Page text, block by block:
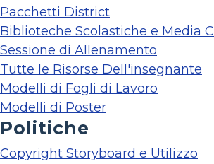
Pacchetti District
Biblioteche Scolastiche e Media
Sessione di Allenamento
Tutte le Risorse Dell'insegnante
Modelli di Fogli di Lavoro
Modelli di Poster
Politiche
Copyright Storyboard e Utilizzo